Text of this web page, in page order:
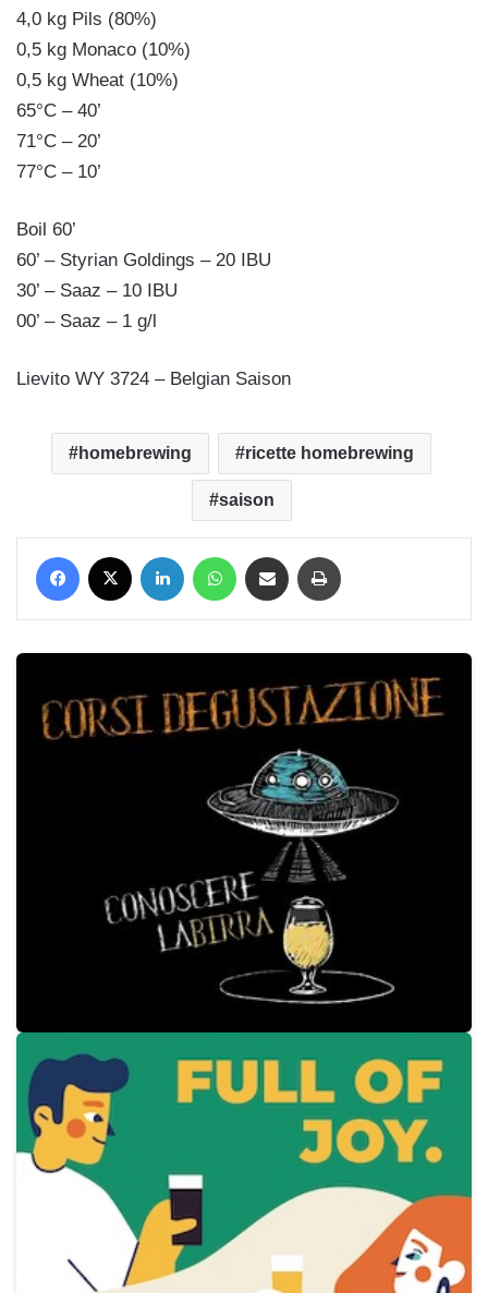
4,0 kg Pils (80%)
0,5 kg Monaco (10%)
0,5 kg Wheat (10%)
65°C – 40’
71°C – 20’
77°C – 10’
Boil 60’
60’ – Styrian Goldings – 20 IBU
30’ – Saaz – 10 IBU
00’ – Saaz – 1 g/l
Lievito WY 3724 – Belgian Saison
homebrewing ricette homebrewing
saison
Facebook LinkedIn WhatsApp Condividi via mail